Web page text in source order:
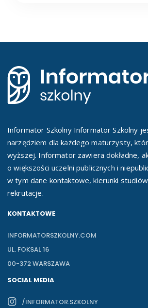
Informator Szkolny Informator Szkolny
narzędziem dla każdego maturzysty,
wyższej. Informator zawiera dokładne,
o większości uczelni publicznych i
w tym dane kontaktowe, kierunki
rekrutacje.
KONTAKTOWE
INFORMATORSZKOLNY.COM
UL. FOKSAL 16
00-372 WARSZAWA
SOCIAL MEDIA
/INFORMATOR.SZKOLNY